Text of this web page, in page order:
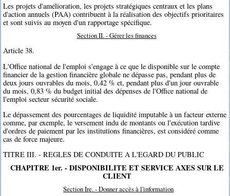
Les projets d'amélioration, les projets stratégiques centraux et les plans
d'action annuels (PAA) contribuent à la réalisation des objectifs prioritaires
et sont suivis au moyen d'un rapportage spécifique.
Section II. - Gérer les finances
Article 38.
L'Office national de l'emploi s'engage à ce que le disponible sur le compte
financier de la gestion financière globale ne dépasse pas, pendant plus de
deux jours ouvrables du mois, 0,42 % et, pendant plus d'un jour ouvrable
du mois, 0,83 % du budget initial des dépenses de l'Office national de
l'emploi secteur sécurité sociale.
Le dépassement des pourcentages de liquidité imputable à un facteur externe
comme, par exemple, le versement indu de montants ou l'exécution tardive
d'ordres de paiement par les institutions financières, est considéré comme
cas de force majeure.
TITRE III. - REGLES DE CONDUITE A L'EGARD DU PUBLIC
CHAPITRE 1er. - DISPONIBILITE ET SERVICE AXES SUR LE
CLIENT
Section Ire. - Donner accès à l'information